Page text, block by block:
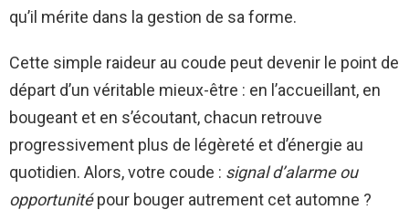
qu’il mérite dans la gestion de sa forme.
Cette simple raideur au coude peut devenir le point de
départ d’un véritable mieux-être : en l’accueillant, en
bougeant et en s’écoutant, chacun retrouve
progressivement plus de légèreté et d’énergie au
quotidien. Alors, votre coude : signal d’alarme ou
opportunitépour bouger autrement cet automne ?